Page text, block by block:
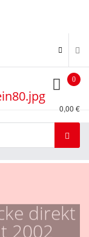
0
0,00 €
2002